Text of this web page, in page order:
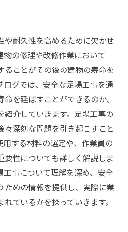
や耐久性を高めるために欠かせ
物の修理や改修作業において
ることがその後の建物の寿命を
ログでは、安全な足場工事を通
を延ばすことができるのか、
紹介していきます。足場工事の
々深刻な問題を引き起こすこと
用する材料の選定や、作業員の
要性についても詳しく解説しま
工事について理解を深め、安全
ための情報を提供し、実際に業
ているかを探っていきます。